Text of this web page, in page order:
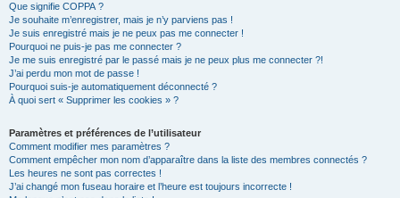
Que signifie COPPA ?
Je souhaite m’enregistrer, mais je n’y parviens pas !
Je suis enregistré mais je ne peux pas me connecter !
Pourquoi ne puis-je pas me connecter ?
Je me suis enregistré par le passé mais je ne peux plus me connecter ?!
J’ai perdu mon mot de passe !
Pourquoi suis-je automatiquement déconnecté ?
À quoi sert « Supprimer les cookies » ?
Paramètres et préférences de l’utilisateur
Comment modifier mes paramètres ?
Comment empêcher mon nom d’apparaître dans la liste des membres connectés ?
Les heures ne sont pas correctes !
J’ai changé mon fuseau horaire et l’heure est toujours incorrecte !